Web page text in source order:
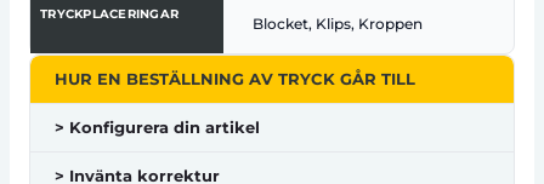
TRYCKPLACERINGAR
Blocket, Klips, Kroppen
HUR EN BESTÄLLNING AV TRYCK GÅR TILL
> Konfigurera din artikel
> Invänta korrektur